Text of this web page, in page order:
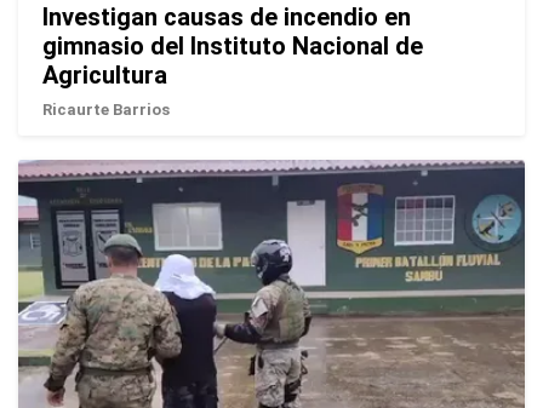
Investigan causas de incendio en
gimnasio del Instituto Nacional de
Agricultura
Ricaurte Barrios